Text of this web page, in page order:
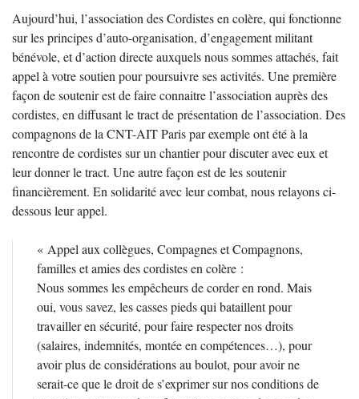
Aujourd’hui, l’association des Cordistes en colère, qui fonctionne
sur les principes d’auto-organisation, d’engagement militant
bénévole, et d’action directe auxquels nous sommes attachés, fait
appel à votre soutien pour poursuivre ses activités. Une première
façon de soutenir est de faire connaitre l’association auprès des
cordistes, en diffusant le tract de présentation de l’association. Des
compagnons de la CNT-AIT Paris par exemple ont été à la
rencontre de cordistes sur un chantier pour discuter avec eux et
leur donner le tract. Une autre façon est de les soutenir
financièrement. En solidarité avec leur combat, nous relayons ci-
dessous leur appel.
« Appel aux collègues, Compagnes et Compagnons,
familles et amies des cordistes en colère :
Nous sommes les empêcheurs de corder en rond. Mais
oui, vous savez, les casses pieds qui bataillent pour
travailler en sécurité, pour faire respecter nos droits
(salaires, indemnités, montée en compétences…), pour
avoir plus de considérations au boulot, pour avoir ne
serait-ce que le droit de s’exprimer sur nos conditions de